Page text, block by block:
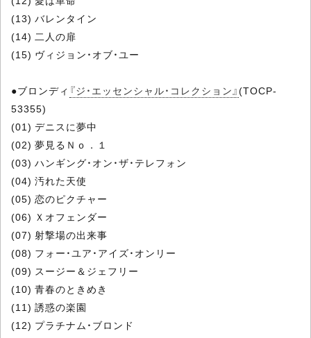
(13) バレンタイン
(14) 二人の扉
(15) ヴィジョン・オブ・ユー
●ブロンディ 『ジ・エッセンシャル・コレクション』(TOCP-
53355)
(01) デニスに夢中
(02) 夢見るＮｏ．１
(03) ハンギング・オン・ザ・テレフォン
(04) 汚れた天使
(05) 恋のピクチャー
(06) Ｘオフェンダー
(07) 射撃場の出来事
(08) フォー・ユア・アイズ・オンリー
(09) スージー＆ジェフリー
(10) 青春のときめき
(11) 誘惑の楽園
(12) プラチナム・ブロンド